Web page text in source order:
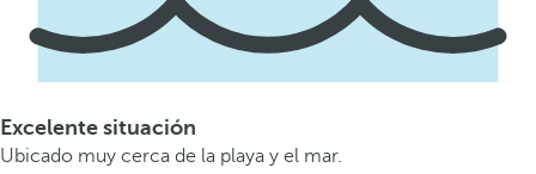
Excelente situación
Ubicado muy cerca de la playa y el mar.